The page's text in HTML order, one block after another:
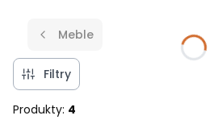
Meble
Filtry
Produkty: 4